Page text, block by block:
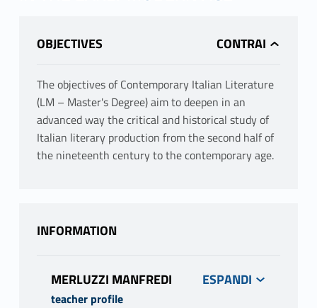
OBJECTIVES
The objectives of Contemporary Italian Literature
(LM – Master's Degree) aim to deepen in an
advanced way the critical and historical study of
Italian literary production from the second half of
the nineteenth century to the contemporary age.
INFORMATION
MERLUZZI MANFREDI
teacher profile